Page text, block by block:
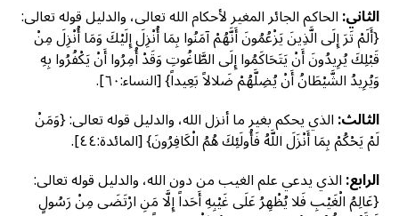
الثاني:الحاكم الجائر المغير لأحكام الله تعالى، والدليل قوله تعالى:
{أَلَمْ تَرَ إِلَى الَّذِينَ يَزْعُمُونَ أَنَّهُمْ آمَنُوا بِمَا أُنْزِلَ إِلَيْكَ وَمَا أُنْزِلَ مِنْ
قَبْلِكَ يُرِيدُونَ أَنْ يَتَحَاكَمُوا إِلَى الطَّاغُوتِ وَقَدْ أُمِرُوا أَنْ يَكْفُرُوا بِهِ
وَيُرِيدُ الشَّيْطَانُ أَنْ يُضِلَّهُمْ ضَلالاً بَعِيداً} [النساء:٦٠].
الثالث:الذي يحكم بغير ما أنزل الله، والدليل قوله تعالى: {وَمَنْ
لَمْ يَحْكُمْ بِمَا أَنْزَلَ اللَّهُ فَأُولَئِكَ هُمُ الْكَافِرُونَ} [المائدة:٤٤].
الرابع:الذي يدعي علم الغيب من دون الله، والدليل قوله تعالى:
{عَالِمُ الْغَيْبِ فَلا يُظْهِرُ عَلَى غَيْبِهِ أَحَداً إِلَّا مَنِ ارْتَضَى مِنْ رَسُولٍ